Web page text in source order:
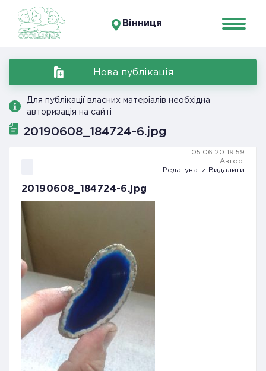
Вінниця
Нова публікація
Для публікації власних матеріалів необхідна
авторизація на сайті
20190608_184724-6.jpg
05.06.20 19:59
Автор:
Редагувати
Видалити
20190608_184724-6.jpg